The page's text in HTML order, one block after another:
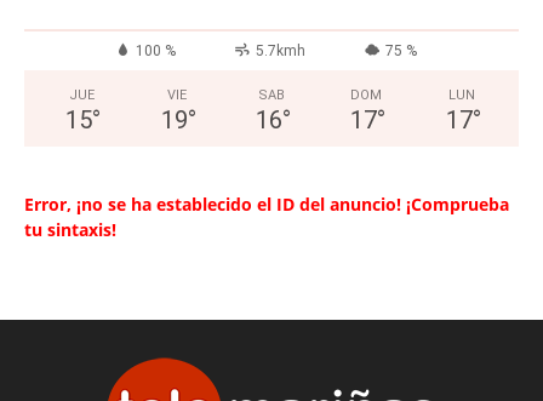
100 % 5.7kmh 75 %
JUE
15°
VIE
19°
SAB
16°
DOM
17°
LUN
17°
Error, ¡no se ha establecido el ID del anuncio! ¡Comprueba
tu sintaxis!